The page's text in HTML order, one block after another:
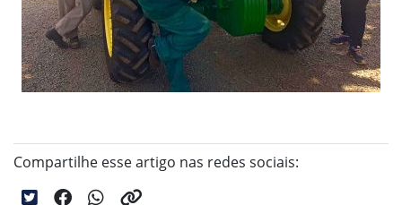
Compartilhe esse artigo nas redes sociais: